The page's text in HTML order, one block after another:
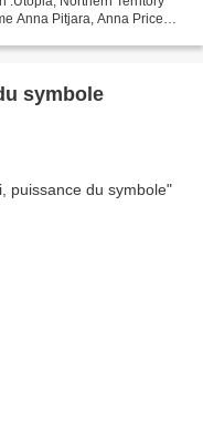
Anna Pitjara, Anna Price
symbole